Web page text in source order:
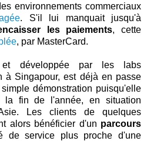
environnements commerciaux
. S'il lui manquait jusqu'à
les paiements, cette
, par MasterCard.
et développée par les labs
à Singapour, est déjà en passe
démonstration puisqu'elle
la fin de l'année, en situation
Les clients de quelques
alors bénéficier d'un parcours
de service plus proche d'une